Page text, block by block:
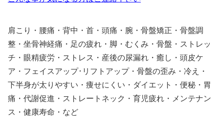
肩こり・腰痛・背中・首・頭痛・腕・骨盤矯正・骨盤調
整・坐骨神経痛・足の疲れ・脚・むくみ・骨盤・ストレッ
チ・眼精疲労・ストレス・産後の尿漏れ・癒し・頭皮ケ
ア・フェイスアップ･リフトアップ・骨盤の歪み・冷え・
下半身が太りやすい・痩せにくい・ダイエット・便秘・胃
痛・代謝促進・ストレートネック・育児疲れ・メンテナン
ス・健康寿命・など